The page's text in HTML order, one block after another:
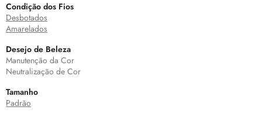
Condição dos Fios
Desbotados
Amarelados
Desejo de Beleza
Manutenção da Cor
Neutralização de Cor
Tamanho
Padrão